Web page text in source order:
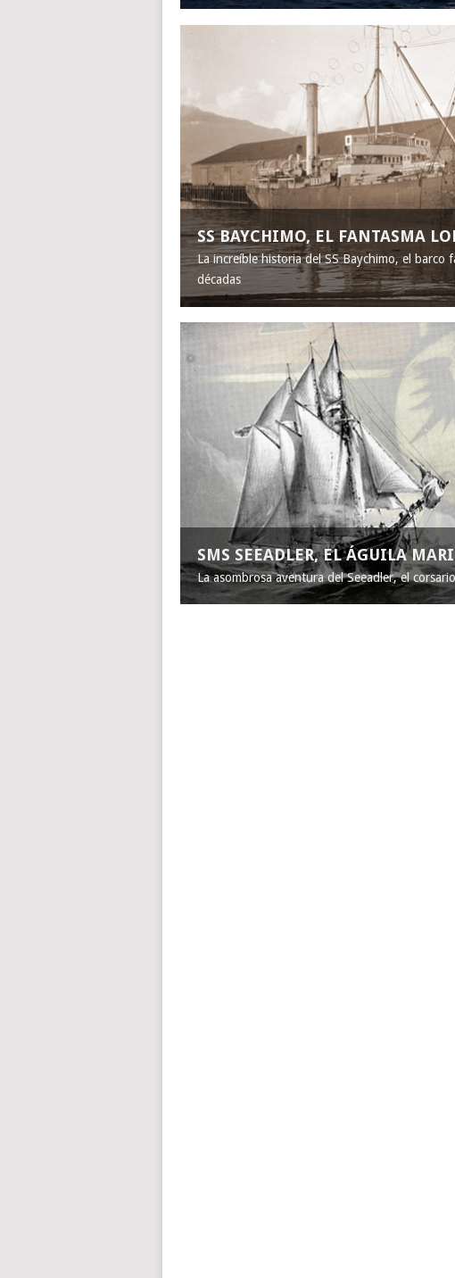
SS BAYCHIMO, EL FANTASMA
La increíble historia del SS Baychimo, el
décadas
SMS SEEADLER, EL ÁGUILA
La asombrosa aventura del Seeadler, el